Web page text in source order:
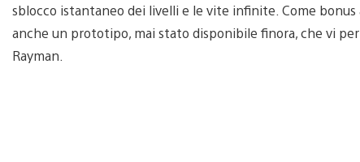
sblocco istantaneo dei livelli e le vite infinite. Come
anche un prototipo, mai stato disponibile finora, che vi
Rayman.